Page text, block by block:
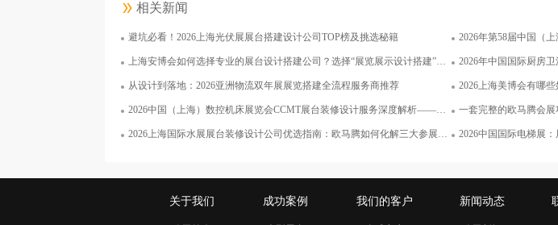
智利共和国上海商务处
西伯利亚健康国际有限责任公司Siberian
Wellness
面积36平米
相关新闻
避坑必看！2026上海光伏展展台搭建设计公司TOP榜及挑选秘籍 2026年第58届中国（上
上海安博会如何选择专业的展台设计搭建公司？选择“展览展示设计搭建”服务商的10个核心评估标准 2026年中国国际厨房卫浴展览会
从设计到落地：2026亚洲物流双年展展览搭建全流程服务商推荐 2026上海美博会有哪些
2026中国（上海）数控机床展览会CCMT展台装修设计服务深度解析——以欧马腾会展为核心 一套完整的欧马腾会展
2026上海国际水展展台装修设计公司优选指南：欧马腾如何化解三大参展痛点 2026中国国际电梯展
关于我们 成功案例 我们的客户 新闻动态